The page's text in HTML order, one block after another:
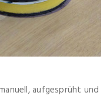
aufgesprüht und